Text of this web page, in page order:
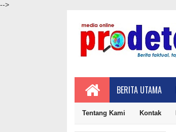
-->
BERITA UTAMA
Tentang Kami Kontak